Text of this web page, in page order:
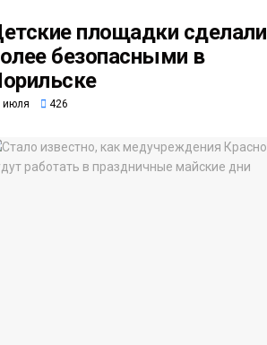
площадки сделали
безопасными в
июля 426